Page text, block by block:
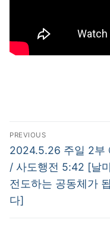
글
탐
색
PREVIOUS
Previous
post:
2024.5.26 주일 2부
/ 사도행전 5:42 [날
전도하는 공동체가
다]